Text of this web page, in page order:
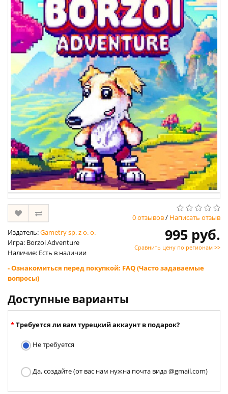
0 отзывов/ Написать отзыв
Издатель:Gametry sp. z o. o.
Игра: Borzoi Adventure
Наличие: Есть в наличии
995 руб.
Сравнить цену по регионам >>
- Ознакомиться перед покупкой: FAQ (Часто задаваемые
вопросы)
Доступные варианты
Требуется ли вам турецкий аккаунт в подарок?
Не требуется
Да, создайте (от вас нам нужна почта вида @gmail.com)